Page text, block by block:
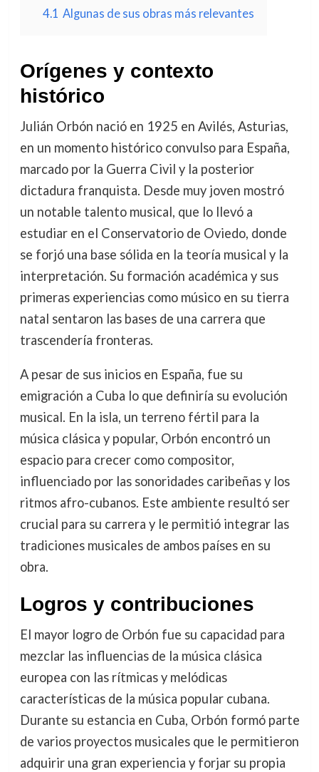
4.1 Algunas de sus obras más relevantes
Orígenes y contexto
histórico
Julián Orbón nació en 1925 en Avilés, Asturias,
en un momento histórico convulso para España,
marcado por la Guerra Civil y la posterior
dictadura franquista. Desde muy joven mostró
un notable talento musical, que lo llevó a
estudiar en el Conservatorio de Oviedo, donde
se forjó una base sólida en la teoría musical y la
interpretación. Su formación académica y sus
primeras experiencias como músico en su tierra
natal sentaron las bases de una carrera que
trascendería fronteras.
A pesar de sus inicios en España, fue su
emigración a Cuba lo que definiría su evolución
musical. En la isla, un terreno fértil para la
música clásica y popular, Orbón encontró un
espacio para crecer como compositor,
influenciado por las sonoridades caribeñas y los
ritmos afro-cubanos. Este ambiente resultó ser
crucial para su carrera y le permitió integrar las
tradiciones musicales de ambos países en su
obra.
Logros y contribuciones
El mayor logro de Orbón fue su capacidad para
mezclar las influencias de la música clásica
europea con las rítmicas y melódicas
características de la música popular cubana.
Durante su estancia en Cuba, Orbón formó parte
de varios proyectos musicales que le permitieron
adquirir una gran experiencia y forjar su propia